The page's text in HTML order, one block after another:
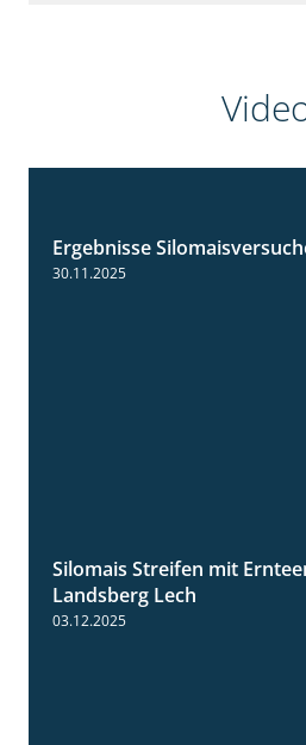
Ergebnisse
30.11.2025
Silomais Streifen mit
Landsberg Lech
03.12.2025